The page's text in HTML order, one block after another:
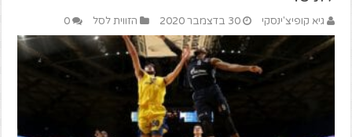
גיא קופיצ'ינסקי 30 בדצמבר 2020 הזווית לסל 0